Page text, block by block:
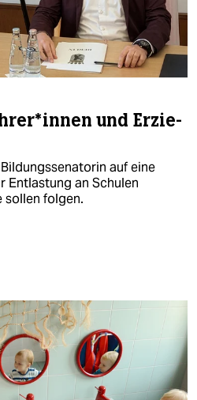
und Er­zie­
auf eine
Entlastung an Schulen
sollen folgen.